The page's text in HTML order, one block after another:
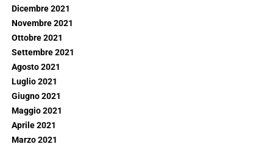
Dicembre 2021
Novembre 2021
Ottobre 2021
Settembre 2021
Agosto 2021
Luglio 2021
Giugno 2021
Maggio 2021
Aprile 2021
Marzo 2021